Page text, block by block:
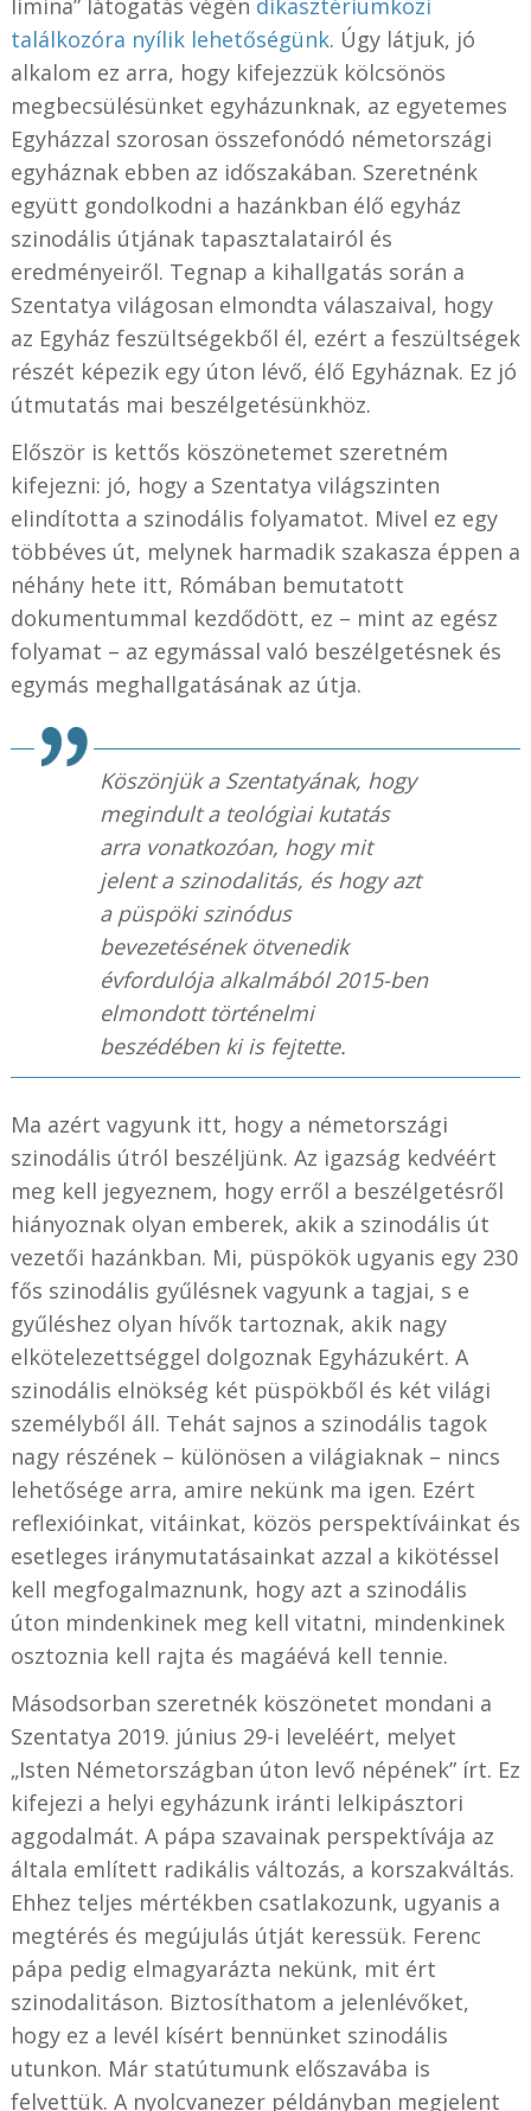
limina” látogatás végén dikasztériumközi
találkozóra nyílik lehetőségünk. Úgy látjuk, jó
alkalom ez arra, hogy kifejezzük kölcsönös
megbecsülésünket egyházunknak, az egyetemes
Egyházzal szorosan összefonódó németországi
egyháznak ebben az időszakában. Szeretnénk
együtt gondolkodni a hazánkban élő egyház
szinodális útjának tapasztalatairól és
eredményeiről. Tegnap a kihallgatás során a
Szentatya világosan elmondta válaszaival, hogy
az Egyház feszültségekből él, ezért a feszültségek
részét képezik egy úton lévő, élő Egyháznak. Ez jó
útmutatás mai beszélgetésünkhöz.
Először is kettős köszönetemet szeretném
kifejezni: jó, hogy a Szentatya világszinten
elindította a szinodális folyamatot. Mivel ez egy
többéves út, melynek harmadik szakasza éppen a
néhány hete itt, Rómában bemutatott
dokumentummal kezdődött, ez – mint az egész
folyamat – az egymással való beszélgetésnek és
egymás meghallgatásának az útja.
Köszönjük a Szentatyának, hogy
megindult a teológiai kutatás
arra vonatkozóan, hogy mit
jelent a szinodalitás, és hogy azt
a püspöki szinódus
bevezetésének ötvenedik
évfordulója alkalmából 2015-ben
elmondott történelmi
beszédében ki is fejtette.
Ma azért vagyunk itt, hogy a németországi
szinodális útról beszéljünk. Az igazság kedvéért
meg kell jegyeznem, hogy erről a beszélgetésről
hiányoznak olyan emberek, akik a szinodális út
vezetői hazánkban. Mi, püspökök ugyanis egy 230
fős szinodális gyűlésnek vagyunk a tagjai, s e
gyűléshez olyan hívők tartoznak, akik nagy
elkötelezettséggel dolgoznak Egyházukért. A
szinodális elnökség két püspökből és két világi
személyből áll. Tehát sajnos a szinodális tagok
nagy részének – különösen a világiaknak – nincs
lehetősége arra, amire nekünk ma igen. Ezért
reflexióinkat, vitáinkat, közös perspektíváinkat és
esetleges iránymutatásainkat azzal a kikötéssel
kell megfogalmaznunk, hogy azt a szinodális
úton mindenkinek meg kell vitatni, mindenkinek
osztoznia kell rajta és magáévá kell tennie.
Másodsorban szeretnék köszönetet mondani a
Szentatya 2019. június 29-i leveléért, melyet
„Isten Németországban úton levő népének” írt. Ez
kifejezi a helyi egyházunk iránti lelkipásztori
aggodalmát. A pápa szavainak perspektívája az
általa említett radikális változás, a korszakváltás.
Ehhez teljes mértékben csatlakozunk, ugyanis a
megtérés és megújulás útját keressük. Ferenc
pápa pedig elmagyarázta nekünk, mit ért
szinodalitáson. Biztosíthatom a jelenlévőket,
hogy ez a levél kísért bennünket szinodális
utunkon. Már statútumunk előszavába is
felvettük. A nyolcvanezer példányban megjelent